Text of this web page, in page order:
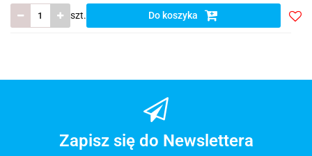
szt. Do koszyka
Zapisz się do Newslettera